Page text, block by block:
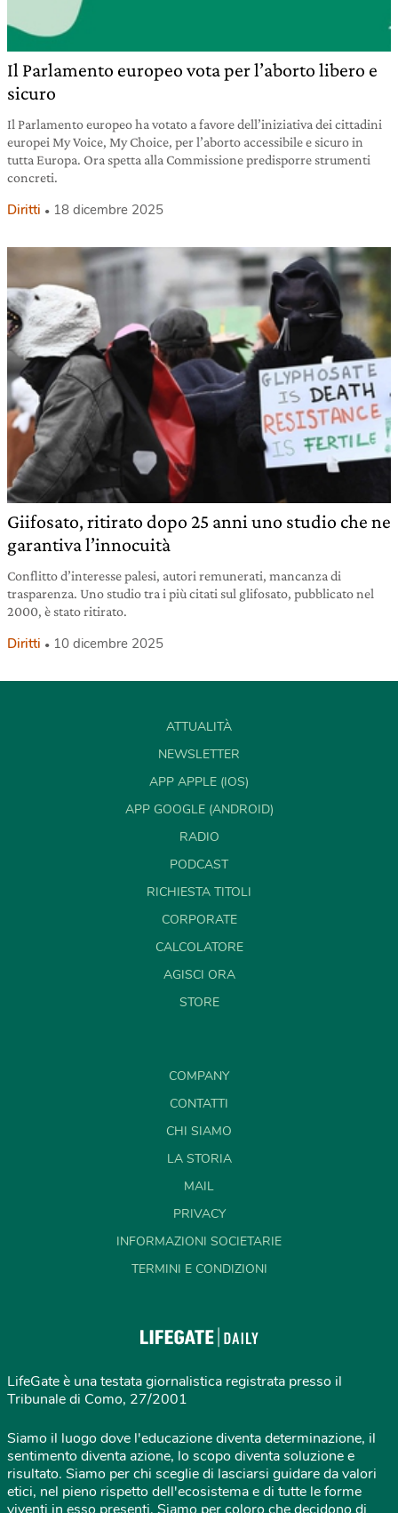
Il Parlamento europeo vota per l’aborto libero e
sicuro
Il Parlamento europeo ha votato a favore dell’iniziativa dei cittadini
europei My Voice, My Choice, per l’aborto accessibile e sicuro in
tutta Europa. Ora spetta alla Commissione predisporre strumenti
concreti.
Diritti 18 dicembre 2025
Giifosato, ritirato dopo 25 anni uno studio che ne
garantiva l’innocuità
Conflitto d’interesse palesi, autori remunerati, mancanza di
trasparenza. Uno studio tra i più citati sul glifosato, pubblicato nel
2000, è stato ritirato.
Diritti 10 dicembre 2025
ATTUALITÀ
NEWSLETTER
APP APPLE (IOS)
APP GOOGLE (ANDROID)
RADIO
PODCAST
RICHIESTA TITOLI
CORPORATE
CALCOLATORE
AGISCI ORA
STORE
COMPANY
CONTATTI
CHI SIAMO
LA STORIA
MAIL
PRIVACY
INFORMAZIONI SOCIETARIE
TERMINI E CONDIZIONI
LifeGate è una testata giornalistica registrata presso il
Tribunale di Como, 27/2001
Siamo il luogo dove l'educazione diventa determinazione, il
sentimento diventa azione, lo scopo diventa soluzione e
risultato. Siamo per chi sceglie di lasciarsi guidare da valori
etici, nel pieno rispetto dell'ecosistema e di tutte le forme